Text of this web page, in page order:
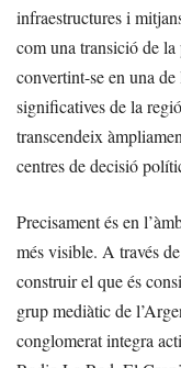
infraestructures i
com una transició de la
convertint-se en una
significatives de la
transcendeix
centres de decisió
Precisament és en
més visible. A través
construir el que és
grup mediàtic de
conglomerat integra